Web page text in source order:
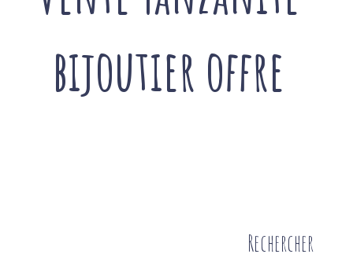
bijoutier offre
Rechercher